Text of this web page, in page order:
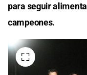
para seguir
campeones.